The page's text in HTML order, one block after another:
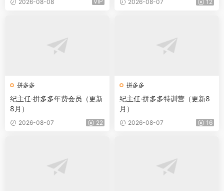
2026-08-08 2026-08-07 12
拼多多
纪主任·拼多多年费会员（更新
8月）
2026-08-07 22
拼多多
纪主任·拼多多特训营（更新8
月）
2026-08-07 16